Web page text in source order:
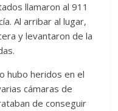
llamaron al 911
Al arribar al lugar,
y levantaron de la
hubo heridos en el
cámaras de
de conseguir